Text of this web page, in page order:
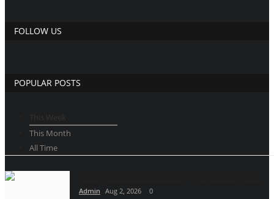
FOLLOW US
POPULAR POSTS
This Month
All Time
Admin Aug 2, 2026 0